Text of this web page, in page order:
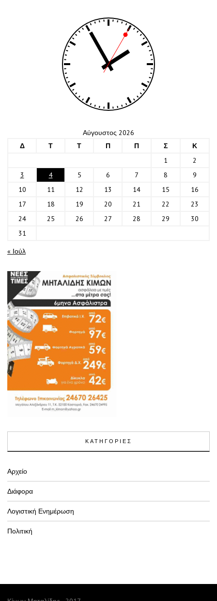
Αύγουστος 2026
Δ
Τ Τ Π Π Σ
Κ
1
2
3
4 5 6 7 8
9
10
11 12 13 14 15
16
17
18 19 20 21 22
23
24
25 26 27 28 29
30
31
« Ιούλ
ΚΑΤΗΓΟΡΙΕΣ
Αρχείο
Διάφορα
Λογιστική Ενημέρωση
Πολιτική